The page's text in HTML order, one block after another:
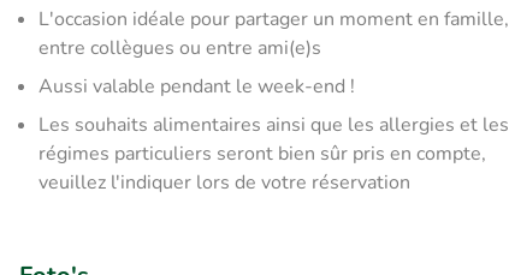
L'occasion idéale pour partager un moment en famille,
entre collègues ou entre ami(e)s
Aussi valable pendant le week-end !
Les souhaits alimentaires ainsi que les allergies et les
régimes particuliers seront bien sûr pris en compte,
veuillez l'indiquer lors de votre réservation